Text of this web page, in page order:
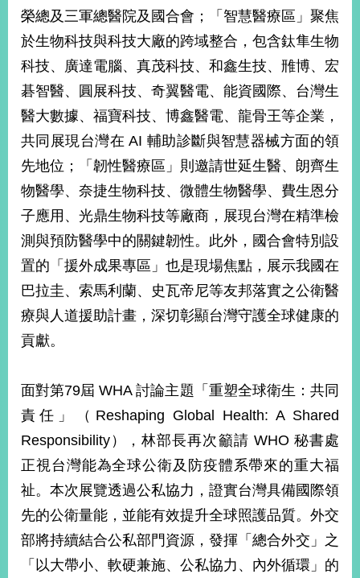
資
訊
安
全
政
策
障
礙
網
站
說
明
聯
絡
我
們
榮總及三軍總醫院及國合會；「智慧醫療區」聚焦
於生物科技與科技大廠的跨域整合，包含鈦隼生物
科技、廣達電腦、真茂科技、和鑫生技、雃博、宏
碁智醫、圓展科技、奇翼醫電、能資國際、台灣生
醫大數據、福寶科技、博鑫醫電、龍骨王等企業，
共同展現台灣在 AI 輔助診斷與智慧器械方面的領
先地位；「韌性醫療區」則邀請世延生醫、朗齊生
物醫學、奈捷生物科技、微體生物醫學、費生恩分
子應用、光鼎生物科技等廠商，展現台灣在精準檢
測與預防醫學中的關鍵韌性。此外，國合會特別設
置的「援外成果專區」也是現場焦點，展示我國在
巴拉圭、索馬利蘭、史瓦帝尼等友邦落實之公衛醫
療與人道援助計畫，深切彰顯台灣守護全球健康的
貢獻。
面對第79屆 WHA 討論主題「重塑全球衛生：共同
責任」（Reshaping Global Health: A Shared
Responsibility），林部長再次籲請 WHO 秘書處
正視台灣能為全球公衛及防疫體系帶來的重大福
祉。本次展覽透過公私協力，證實台灣具備國際領
先的公衛量能，並能有效提升全球照護品質。外交
部將持續結合公私部門資源，發揮「總合外交」之
「以大帶小、軟硬兼施、公私協力、內外循環」的